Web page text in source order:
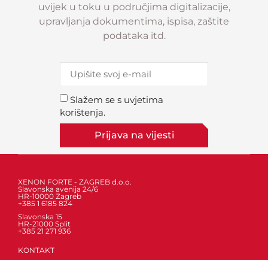
uvijek u toku u područjima digitalizacije,
upravljanja dokumentima, ispisa, zaštite
podataka itd.
Slažem se s uvjetima
korištenja.
Prijava na vijesti
XENON FORTE - ZAGREB d.o.o.
Slavonska avenija 24/6
HR-10000 Zagreb
+385 1 6185 824
Slavonska 15
HR-21000 Split
+385 21 271 936
KONTAKT